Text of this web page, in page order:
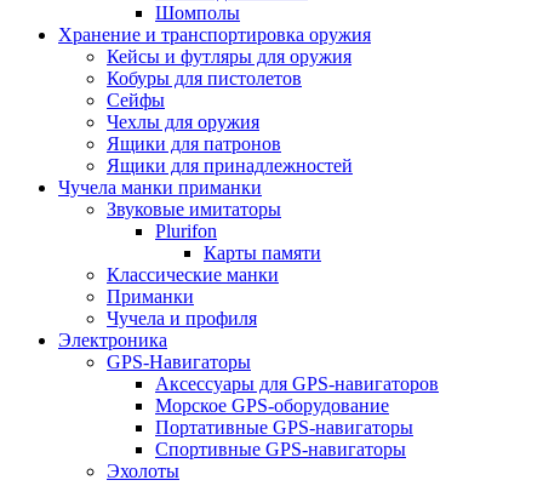
Шомполы
Хранение и транспортировка оружия
Кейсы и футляры для оружия
Кобуры для пистолетов
Сейфы
Чехлы для оружия
Ящики для патронов
Ящики для принадлежностей
Чучела манки приманки
Звуковые имитаторы
Plurifon
Карты памяти
Классические манки
Приманки
Чучела и профиля
Электроника
GPS-Навигаторы
Аксессуары для GPS-навигаторов
Морское GPS-оборудование
Портативные GPS-навигаторы
Спортивные GPS-навигаторы
Эхолоты